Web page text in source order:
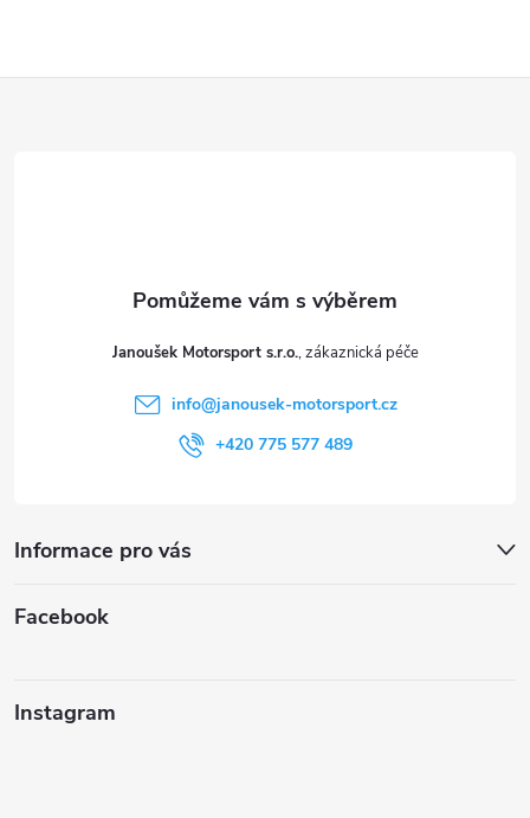
Janoušek Motorsport s.r.o.
info@janousek-motorsport.cz
+420 775 577 489
Informace pro vás
Facebook
Instagram